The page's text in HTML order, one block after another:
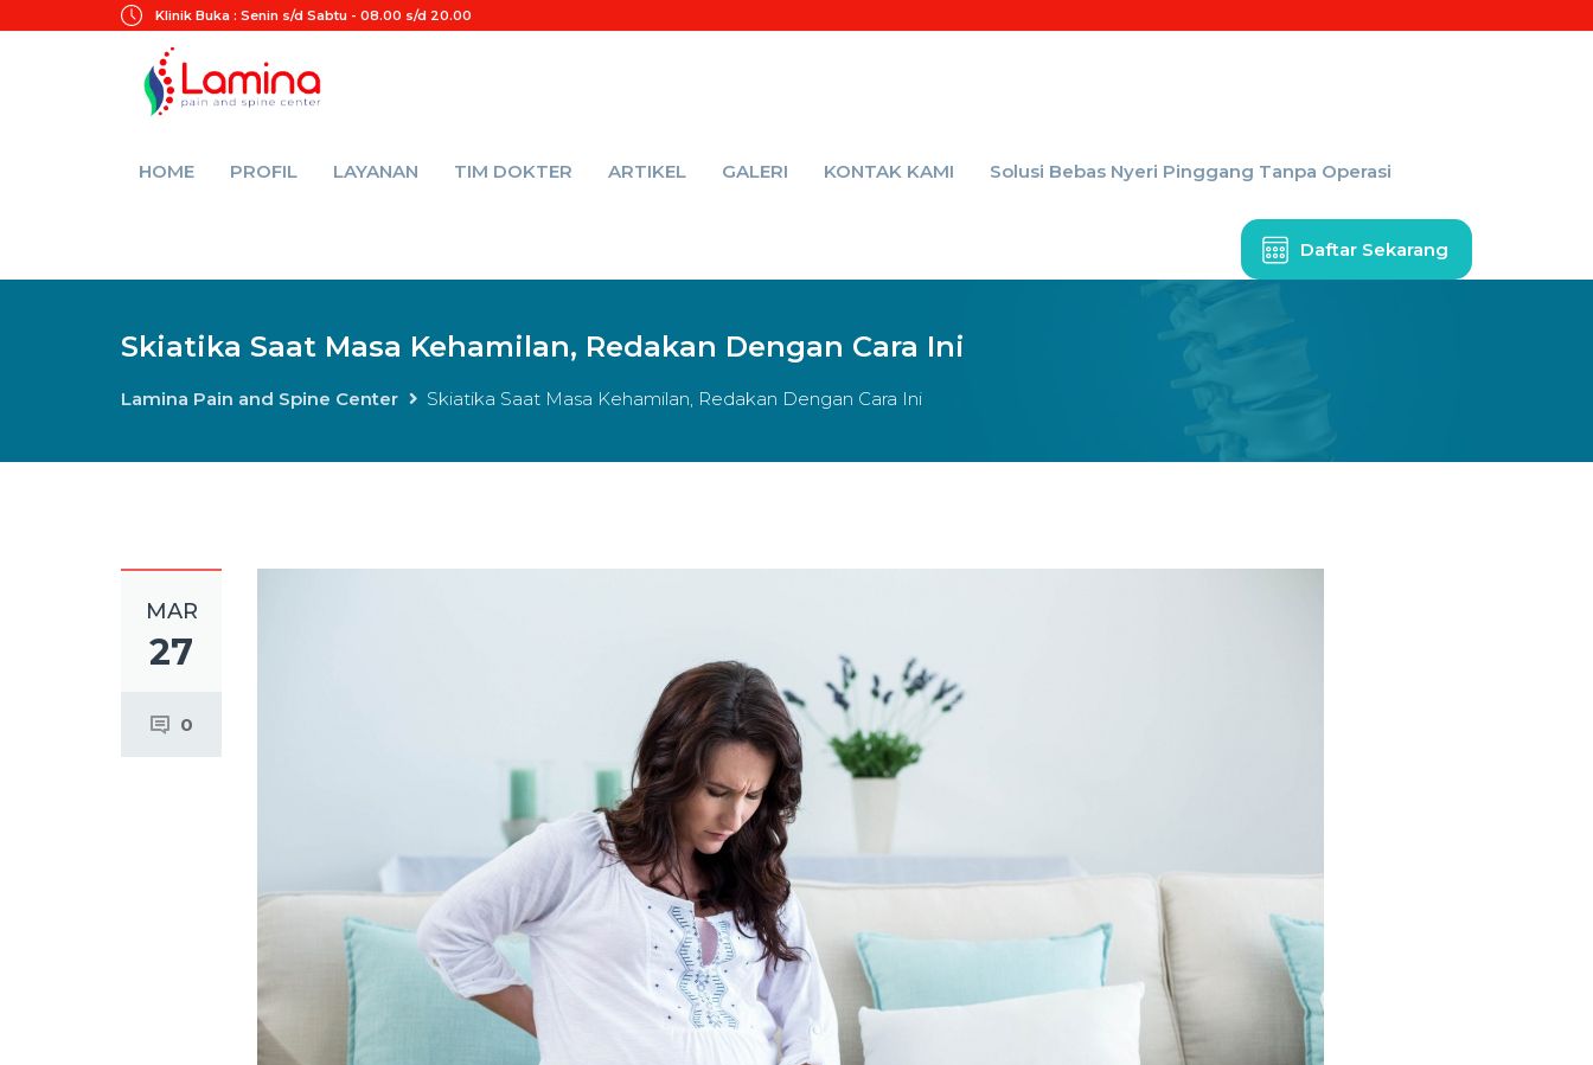
Klinik Buka : Senin s/d Sabtu - 08.00 s/d 20.00
HOME PROFIL LAYANAN TIM DOKTER ARTIKEL GALERI KONTAK KAMI Solusi Bebas Nyeri Pinggang Tanpa Operasi
Daftar Sekarang
Skiatika Saat Masa Kehamilan, Redakan Dengan Cara Ini
Lamina Pain and Spine Center Skiatika Saat Masa Kehamilan, Redakan Dengan Cara Ini
MAR
27
0